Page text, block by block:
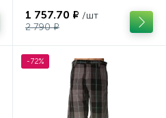
1 757.70 ₽ /шт
2 790 ₽
-72%